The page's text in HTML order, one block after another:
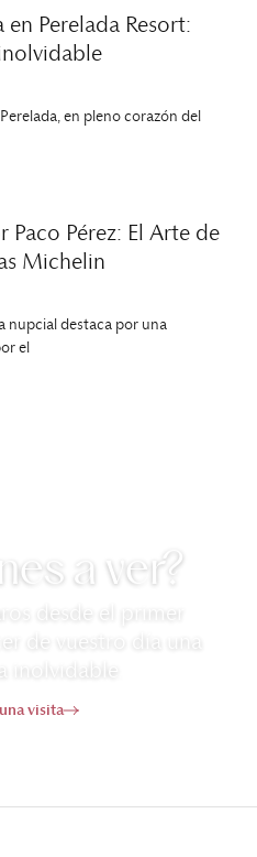
Perelada Resort:
en pleno corazón del
Paco Pérez: El Arte de
Michelin
nupcial destaca por una
el
a ver?
desde el primer
de vuestro día una
inolvidable.
visita